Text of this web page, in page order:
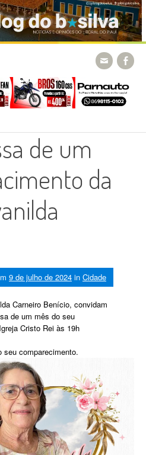
de um
da
9 de julho de 2024 in Cidade
Carneiro Benício, convidam
de um mês do seu
Cristo Rei às 19h
seu comparecimento.